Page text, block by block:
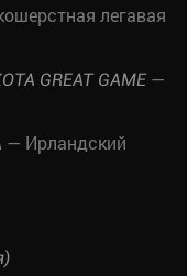
легавая
GREAT GAME —
— Ирландский